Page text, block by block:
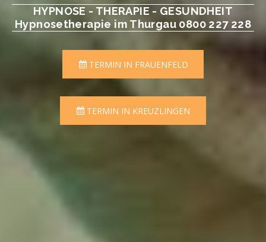
HYPNOSE - THERAPIE - GESUNDHEIT
Hypnosetherapie im Thurgau 0800 227 228
TERMIN IN FRAUENFELD
TERMIN IN KREUZLINGEN